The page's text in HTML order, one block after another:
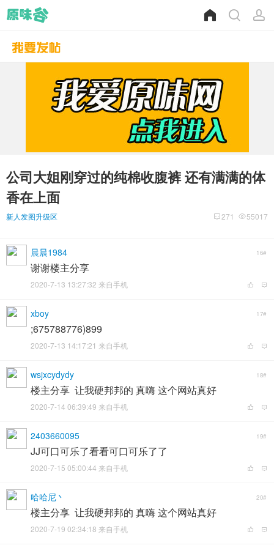
公司大姐刚穿过的纯棉收腹裤 还有满满的体
香在上面
新人发图升级区 55017
271
晨晨1984 16#
谢谢楼主分享
2020-7-13 13:27:32 来自手机
xboy 17#
;675788776)899
2020-7-13 14:17:21 来自手机
wsjxcydydy 18#
楼主分享 让我硬邦邦的 真嗨 这个网站真好
2020-7-14 06:39:49 来自手机
2403660095 19#
JJ可口可乐了看看可口可乐了了
2020-7-15 05:00:44 来自手机
哈哈尼丶 20#
楼主分享 让我硬邦邦的 真嗨 这个网站真好
2020-7-19 02:34:18 来自手机